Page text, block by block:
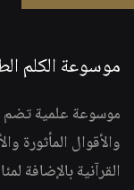
موسوعة الكلم
موسوعة علمية تضم
والأقوال المأثورة
القرآنية بالإضافة